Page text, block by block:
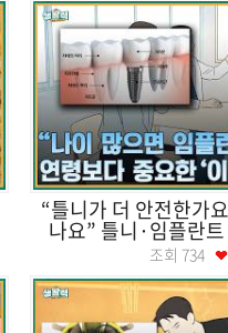
“틀니가 더 안전한가
나요” 틀니·임플란
조회 734